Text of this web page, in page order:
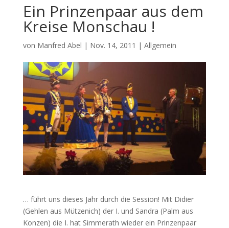
Ein Prinzenpaar aus dem
Kreise Monschau !
von Manfred Abel | Nov. 14, 2011 | Allgemein
… führt uns dieses Jahr durch die Session! Mit Didier
(Gehlen aus Mützenich) der I. und Sandra (Palm aus
Konzen) die I. hat Simmerath wieder ein Prinzenpaar